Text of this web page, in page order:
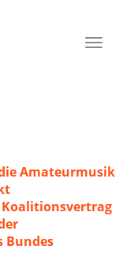
Toggle
Amateurmusik
Bundes